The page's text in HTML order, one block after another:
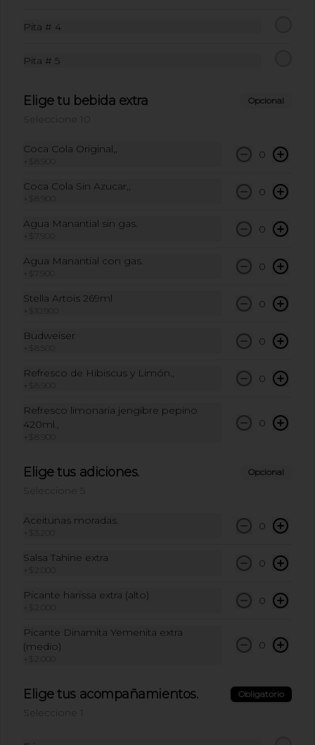
Coca Cola Original 400ml
Coca Cola Sin Azucar
Refresco de Hibiscus y
Refresco de 420ml de hibiscus y limón.
jengibre pepino 420ml:
$10.500
Pita # 4
Pita # 5
Elige tu bebida extra Opcional
Seleccione 10
Coca Cola Original,,
+
0
Coca Cola Sin Azucar,,
+
0
Agua Manantial sin gas.
+
0
Agua Manantial con gas.
+
0
Stella Artois 269ml
+
0
Budweiser
+
0
Refresco de Hibiscus y Limón.,
+
0
Refresco limonaria jengibre pepino
420ml.,
+
0
Elige tus adiciones. Opcional
Seleccione 5
Aceitunas moradas.
+
0
Salsa Tahine extra
+
0
Picante harissa extra (alto)
+
0
Picante Dinamita Yemenita extra
(medio)
+
0
Elige tus acompañamientos. Obligatorio
Seleccione 1